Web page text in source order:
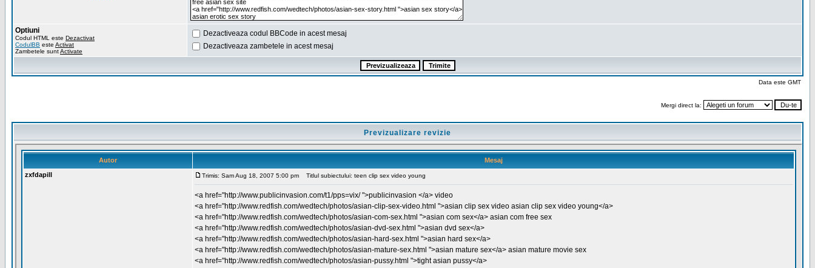
Optiuni
Codul HTML este Dezactivat
CodulBB este Activat
Zambetele suntActivate
Dezactiveaza codul BBCode in acest mesaj
Dezactiveaza zambetele in acest mesaj
Data este GMT
Mergi direct la:
Previzualizare revizie